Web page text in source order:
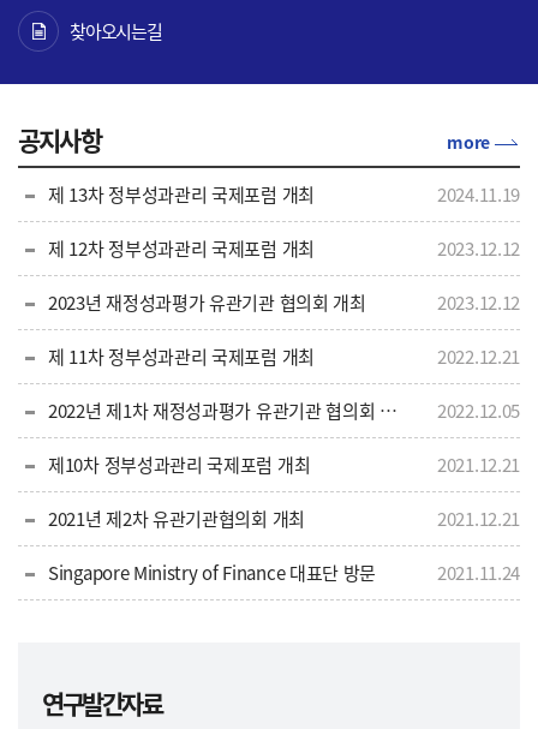
찾아오시는길
공지사항
제 13차 정부성과관리 국제포럼 개최 2024.11.19
제 12차 정부성과관리 국제포럼 개최 2023.12.12
2023년 재정성과평가 유관기관 협의회 개최 2023.12.12
제 11차 정부성과관리 국제포럼 개최 2022.12.21
2022년 제1차 재정성과평가 유관기관 협의회 개최 2022.12.05
제10차 정부성과관리 국제포럼 개최 2021.12.21
2021년 제2차 유관기관협의회 개최 2021.12.21
Singapore Ministry of Finance 대표단 방문 2021.11.24
more
연구발간자료